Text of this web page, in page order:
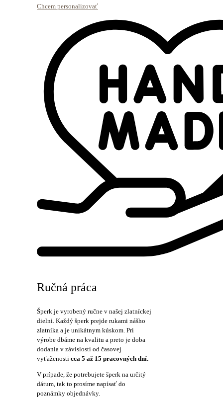
Chcem personalizovať
Ručná práca
Šperk je vyrobený ručne v našej zlatníckej
dielni. Každý šperk prejde rukami nášho
zlatníka a je unikátnym kúskom. Pri
výrobe dbáme na kvalitu a preto je doba
dodania v závislosti od časovej
vyťaženosti cca 5 až 15 pracovných dní.
V prípade, že potrebujete šperk na určitý
dátum, tak to prosíme napísať do
poznámky objednávky.